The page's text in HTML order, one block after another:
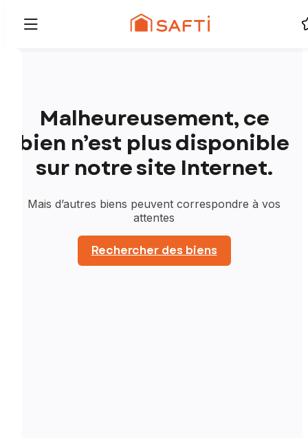
Malheureusement, ce
bien n’est plus disponible
sur notre site Internet.
Mais d’autres biens peuvent correspondre à vos
attentes
Rechercher des biens